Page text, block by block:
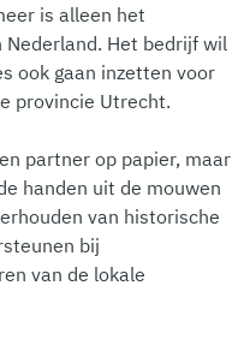
is alleen het
Nederland. Het bedrijf wil
ook gaan inzetten voor
provincie Utrecht.
partner op papier, maar
handen uit de mouwen
van historische
bij
van de lokale